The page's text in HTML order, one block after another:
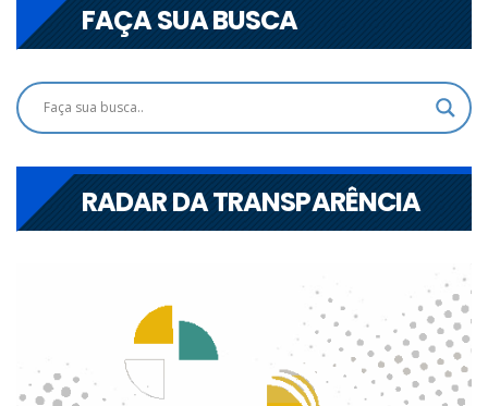
FAÇA SUA BUSCA
RADAR DA TRANSPARÊNCIA